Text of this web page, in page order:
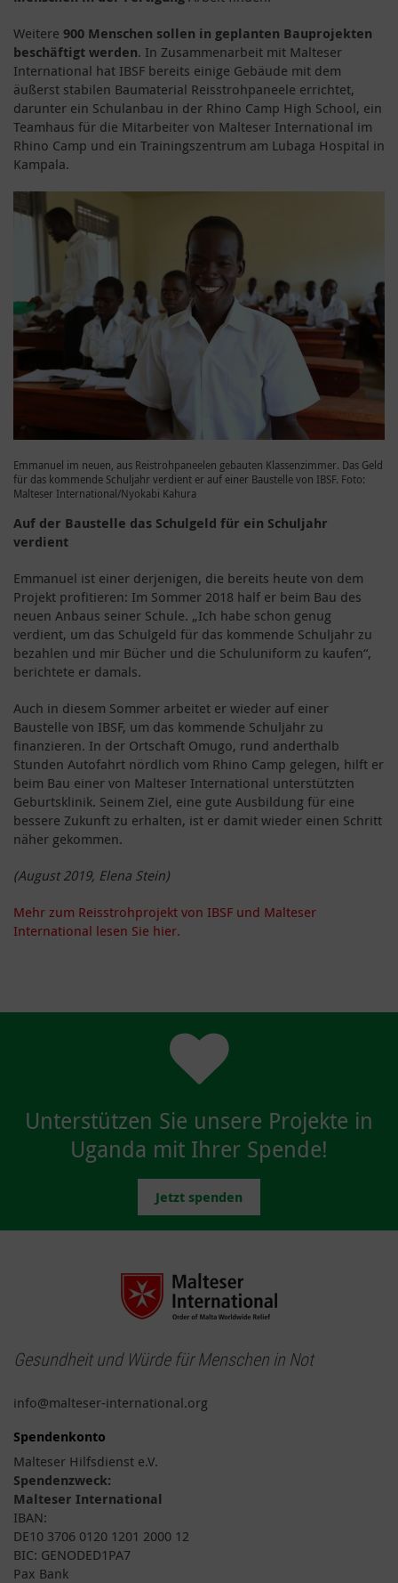
Weitere 900 Menschen sollen in geplanten Bauprojekten
beschäftigt werden. In Zusammenarbeit mit Malteser
International hat IBSF bereits einige Gebäude mit dem
äußerst stabilen Baumaterial Reisstrohpaneele errichtet,
darunter ein Schulanbau in der Rhino Camp High School, ein
Teamhaus für die Mitarbeiter von Malteser International im
Rhino Camp und ein Trainingszentrum am Lubaga Hospital in
Kampala.
Emmanuel im neuen, aus Reistrohpaneelen gebauten Klassenzimmer. Das Geld
für das kommende Schuljahr verdient er auf einer Baustelle von IBSF. Foto:
Malteser International/Nyokabi Kahura
Auf der Baustelle das Schulgeld für ein Schuljahr
verdient
Emmanuel ist einer derjenigen, die bereits heute von dem
Projekt profitieren: Im Sommer 2018 half er beim Bau des
neuen Anbaus seiner Schule. „Ich habe schon genug
verdient, um das Schulgeld für das kommende Schuljahr zu
bezahlen und mir Bücher und die Schuluniform zu kaufen“,
berichtete er damals.
Auch in diesem Sommer arbeitet er wieder auf einer
Baustelle von IBSF, um das kommende Schuljahr zu
finanzieren. In der Ortschaft Omugo, rund anderthalb
Stunden Autofahrt nördlich vom Rhino Camp gelegen, hilft er
beim Bau einer von Malteser International unterstützten
Geburtsklinik. Seinem Ziel, eine gute Ausbildung für eine
bessere Zukunft zu erhalten, ist er damit wieder einen Schritt
näher gekommen.
(August 2019, Elena Stein)
Mehr zum Reisstrohprojekt von IBSF und Malteser
International lesen Sie hier.
Unterstützen Sie unsere Projekte in
Uganda mit Ihrer Spende!
Jetzt spenden
Gesundheit und Würde für Menschen in Not
info@malteser-international.org
Spendenkonto
Malteser Hilfsdienst e.V.
Spendenzweck:
Malteser International
IBAN:
DE10 3706 0120 1201 2000 12
BIC: GENODED1PA7
Pax Bank